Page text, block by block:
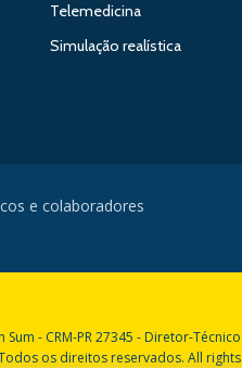
Telemedicina
Simulação realística
e colaboradores
Sum - CRM-PR 27345 - Diretor-Técnico
os direitos reservados. All rights